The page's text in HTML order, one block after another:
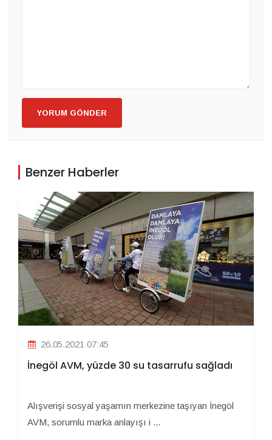
YORUM GÖNDER
Benzer Haberler
26.05.2021 07:45
İnegöl AVM, yüzde 30 su tasarrufu sağladı
Alışverişi sosyal yaşamın merkezine taşıyan İnegöl
AVM, sorumlu marka anlayışı i ...